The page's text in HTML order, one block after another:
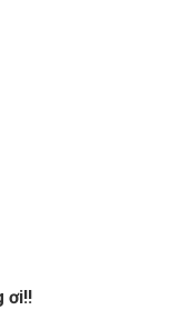
ơi!!